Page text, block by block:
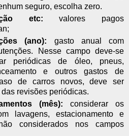
seguro, escolha zero.
etc: valores pagos
(ano): gasto anual com
Nesse campo deve-se
periódicas de óleo, pneus,
e outros gastos de
de carros novos, deve ser
revisões periódicas.
(mês): considerar os
lavagens, estacionamento e
considerados nos campos